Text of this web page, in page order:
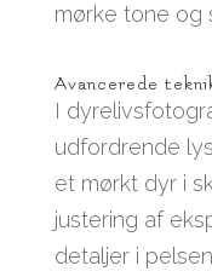
mørke tone og
Avancerede
I
udfordrende
et mørkt dyr i
justering af
detaljer i